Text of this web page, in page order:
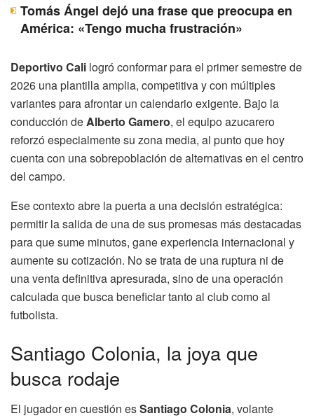
Tomás Ángel dejó una frase que preocupa en
América: «Tengo mucha frustración»
Deportivo Cali logró conformar para el primer semestre de
2026 una plantilla amplia, competitiva y con múltiples
variantes para afrontar un calendario exigente. Bajo la
conducción deAlberto Gamero, el equipo azucarero
reforzó especialmente su zona media, al punto que hoy
cuenta con una sobrepoblación de alternativas en el centro
del campo.
Ese contexto abre la puerta a una decisión estratégica:
permitir la salida de una de sus promesas más destacadas
para que sume minutos, gane experiencia internacional y
aumente su cotización. No se trata de una ruptura ni de
una venta definitiva apresurada, sino de una operación
calculada que busca beneficiar tanto al club como al
futbolista.
Santiago Colonia, la joya que
busca rodaje
El jugador en cuestión esSantiago Colonia, volante